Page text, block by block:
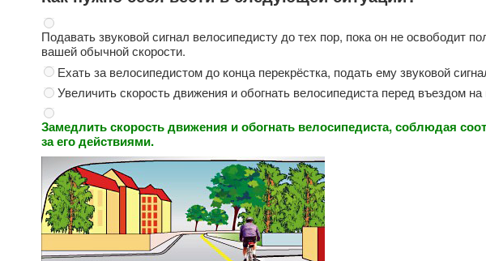
Подавать звуковой сигнал велосипедисту до тех пор, пока он не освободит
вашей обычной скорости.
Ехать за велосипедистом до конца перекрёстка, подать ему звуковой
Увеличить скорость движения и обогнать велосипедиста перед въездом на
Замедлить скорость движения и обогнать велосипедиста, соблюдая
за его действиями.